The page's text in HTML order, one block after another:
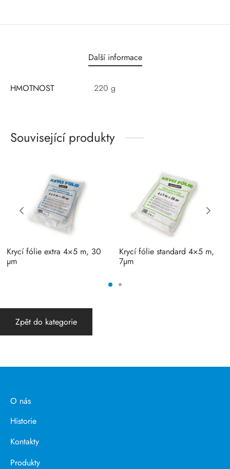
Další informace
HMOTNOST 220 g
Související produkty
Krycí fólie extra 4×5 m, 30
µm
Krycí fólie standard 4×5 m,
7µm
Zpět do kategorie
O nás
Historie
Kontakty
Produkty